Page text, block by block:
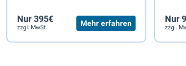
Nur 395€
zzgl. MwSt. Mehr erfahren Nur
zzgl.